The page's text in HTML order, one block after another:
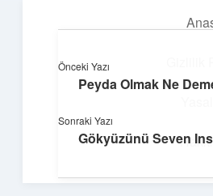
Hafif Fikir
Hayatına neşe katan
Önceki Yazı
Peyda Olmak Ne
Sonraki Yazı
Gökyüzünü Seven